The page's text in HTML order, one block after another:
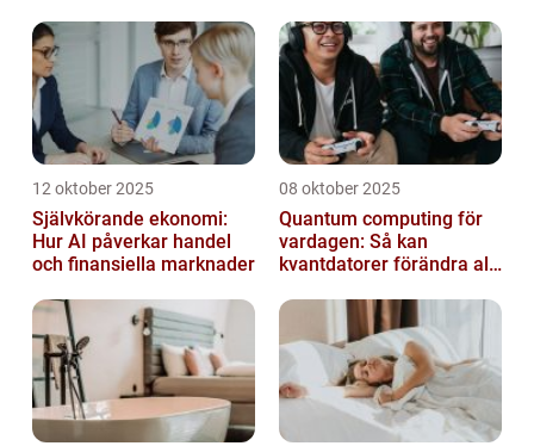
12 oktober 2025
Självkörande ekonomi:
Hur AI påverkar handel
och finansiella marknader
08 oktober 2025
Quantum computing för
vardagen: Så kan
kvantdatorer förändra allt